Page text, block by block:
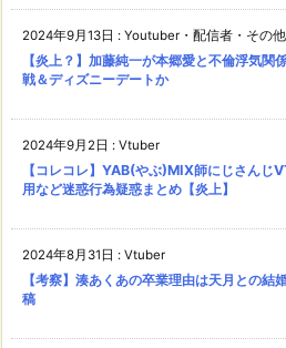
2024年9月13日 : Youtuber・配信者・その
【炎上？】加藤純一が本郷愛と不倫浮気関
戦＆ディズニーデートか
2024年9月2日 : Vtuber
【コレコレ】YAB(やぶ)MIX師にじさんじ
用など迷惑行為疑惑まとめ【炎上】
2024年8月31日 : Vtuber
【考察】湊あくあの卒業理由は天月との結
稿